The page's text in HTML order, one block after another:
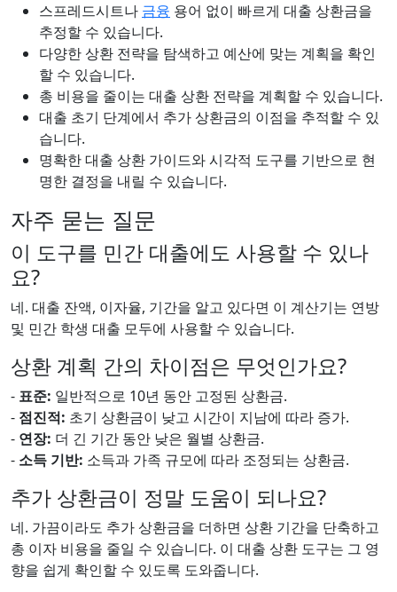
스프레드시트나 금융 용어 없이 빠르게 대출 상환금을
추정할 수 있습니다.
다양한 상환 전략을 탐색하고 예산에 맞는 계획을 확인
할 수 있습니다.
총 비용을 줄이는 대출 상환 전략을 계획할 수 있습니다.
대출 초기 단계에서 추가 상환금의 이점을 추적할 수 있
습니다.
명확한 대출 상환 가이드와 시각적 도구를 기반으로 현
명한 결정을 내릴 수 있습니다.
자주 묻는 질문
이 도구를 민간 대출에도 사용할 수 있나
요?
네. 대출 잔액, 이자율, 기간을 알고 있다면 이 계산기는 연방
및 민간 학생 대출 모두에 사용할 수 있습니다.
상환 계획 간의 차이점은 무엇인가요?
- 표준: 일반적으로 10년 동안 고정된 상환금.
- 점진적: 초기 상환금이 낮고 시간이 지남에 따라 증가.
- 연장: 더 긴 기간 동안 낮은 월별 상환금.
- 소득 기반: 소득과 가족 규모에 따라 조정되는 상환금.
추가 상환금이 정말 도움이 되나요?
네. 가끔이라도 추가 상환금을 더하면 상환 기간을 단축하고
총 이자 비용을 줄일 수 있습니다. 이 대출 상환 도구는 그 영
향을 쉽게 확인할 수 있도록 도와줍니다.